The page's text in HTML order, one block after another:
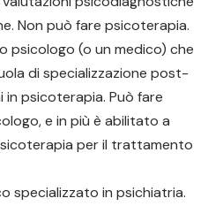
Non può fare psicoterapia.
psicologo (o un medico) che
di specializzazione post-
in psicoterapia. Può fare
e in più è abilitato a
per il trattamento
specializzato in psichiatria.